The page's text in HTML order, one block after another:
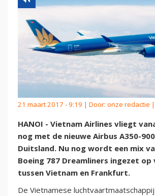
21 maart 2017 - 9:19 | Door: onze redactie
HANOI - Vietnam Airlines vliegt
nog met de nieuwe Airbus A350-
Duitsland. Nu nog wordt een mix
Boeing 787 Dreamliners ingezet op
tussen Vietnam en Frankfurt.
De Vietnamese